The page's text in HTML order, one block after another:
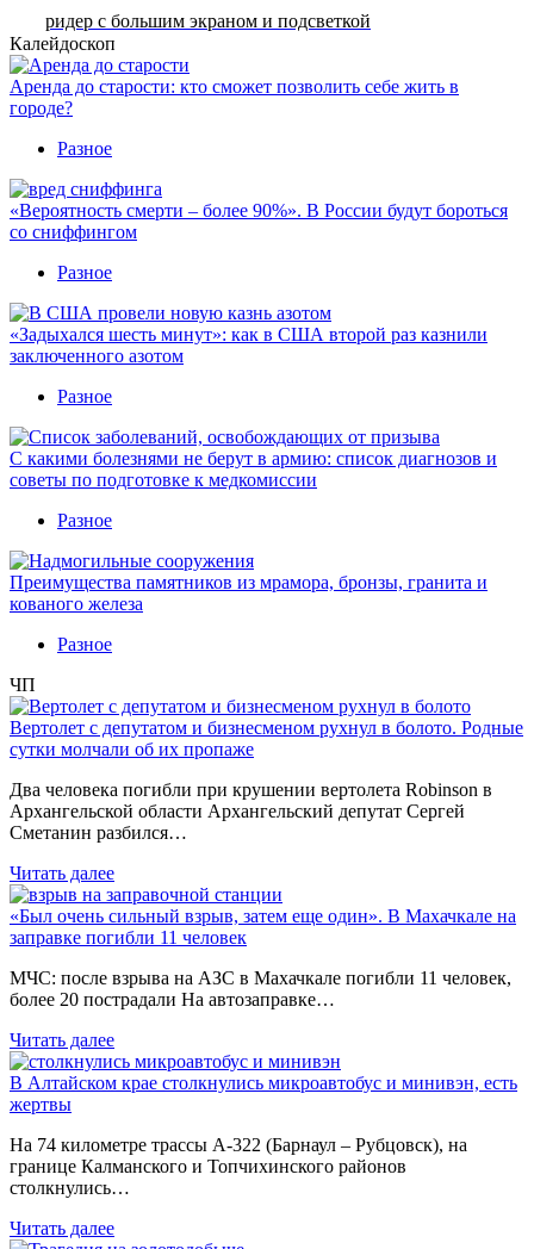
ридер с большим экраном и подсветкой
Калейдоскоп
Аренда до старости: кто сможет позволить себе жить в
городе?
Разное
«Вероятность смерти – более 90%». В России будут бороться
со сниффингом
Разное
«Задыхался шесть минут»: как в США второй раз казнили
заключенного азотом
Разное
С какими болезнями не берут в армию: список диагнозов и
советы по подготовке к медкомиссии
Разное
Преимущества памятников из мрамора, бронзы, гранита и
кованого железа
Разное
ЧП
Вертолет с депутатом и бизнесменом рухнул в болото. Родные
сутки молчали об их пропаже
Два человека погибли при крушении вертолета Robinson в
Архангельской области Архангельский депутат Сергей
Сметанин разбился…
Читать далее
«Был очень сильный взрыв, затем еще один». В Махачкале на
заправке погибли 11 человек
МЧС: после взрыва на АЗС в Махачкале погибли 11 человек,
более 20 пострадали На автозаправке…
Читать далее
В Алтайском крае столкнулись микроавтобус и минивэн, есть
жертвы
На 74 километре трассы А-322 (Барнаул – Рубцовск), на
границе Калманского и Топчихинского районов
столкнулись…
Читать далее